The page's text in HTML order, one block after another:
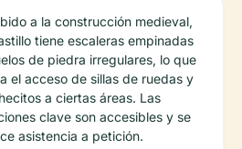
a la construcción medieval,
tiene escaleras empinadas
de piedra irregulares, lo que
el acceso de sillas de ruedas y
a ciertas áreas. Las
clave son accesibles y se
asistencia a petición.